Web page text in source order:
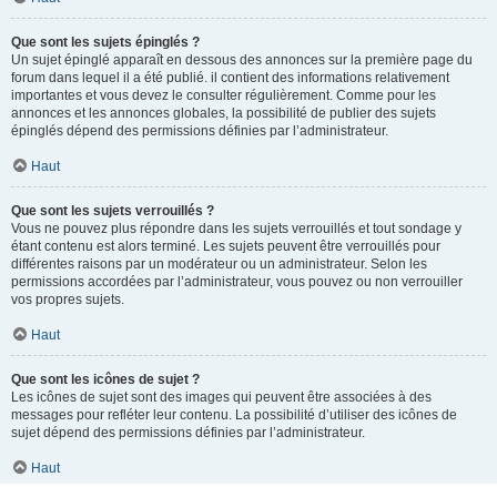
Que sont les sujets épinglés ?
Un sujet épinglé apparaît en dessous des annonces sur la première page du
forum dans lequel il a été publié. il contient des informations relativement
importantes et vous devez le consulter régulièrement. Comme pour les
annonces et les annonces globales, la possibilité de publier des sujets
épinglés dépend des permissions définies par l’administrateur.
Haut
Que sont les sujets verrouillés ?
Vous ne pouvez plus répondre dans les sujets verrouillés et tout sondage y
étant contenu est alors terminé. Les sujets peuvent être verrouillés pour
différentes raisons par un modérateur ou un administrateur. Selon les
permissions accordées par l’administrateur, vous pouvez ou non verrouiller
vos propres sujets.
Haut
Que sont les icônes de sujet ?
Les icônes de sujet sont des images qui peuvent être associées à des
messages pour refléter leur contenu. La possibilité d’utiliser des icônes de
sujet dépend des permissions définies par l’administrateur.
Haut